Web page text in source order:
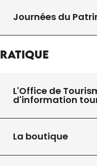
Journées du
L'Office de
d'information
La boutique
?
!